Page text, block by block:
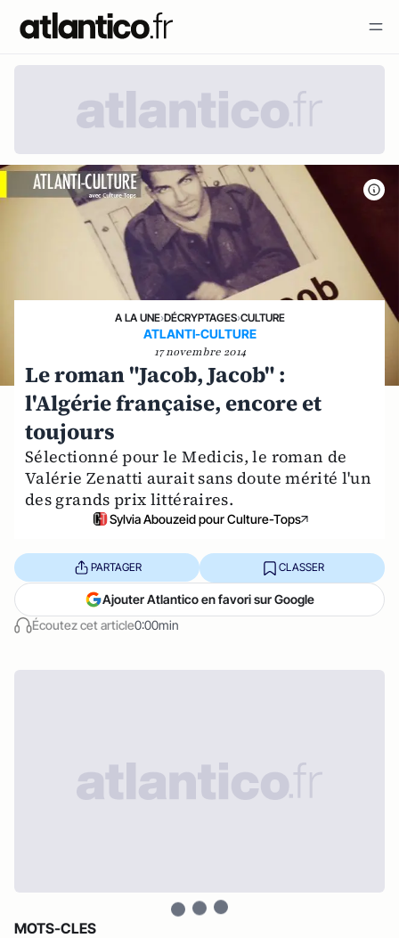
A LA UNE›DÉCRYPTAGES›CULTURE
ATLANTI-CULTURE
17 novembre 2014
Le roman "Jacob, Jacob" :
l'Algérie française, encore et
toujours
Sélectionné pour le Medicis, le roman de
Valérie Zenatti aurait sans doute mérité l'un
des grands prix littéraires.
Sylvia Abouzeid pour Culture-Tops
Écoutez cet article0:00min
PARTAGER CLASSER
Ajouter Atlantico en favori sur Google
MOTS-CLES